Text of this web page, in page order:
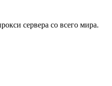
сервера со всего мира.